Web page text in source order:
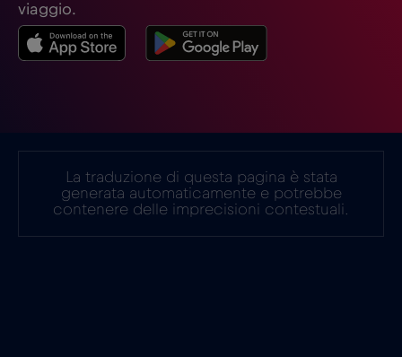
viaggio.
La traduzione di questa pagina è stata
generata automaticamente e potrebbe
contenere delle imprecisioni contestuali.